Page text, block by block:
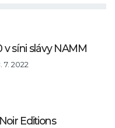
síni slávy NAMM
7. 2022
Editions